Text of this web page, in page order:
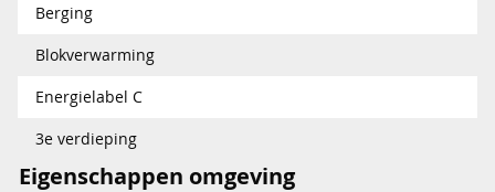
Berging
Blokverwarming
Energielabel C
3e verdieping
Eigenschappen omgeving